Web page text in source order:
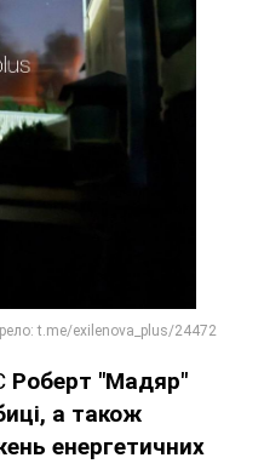
Роберт "Мадяр"
а також
енергетичних